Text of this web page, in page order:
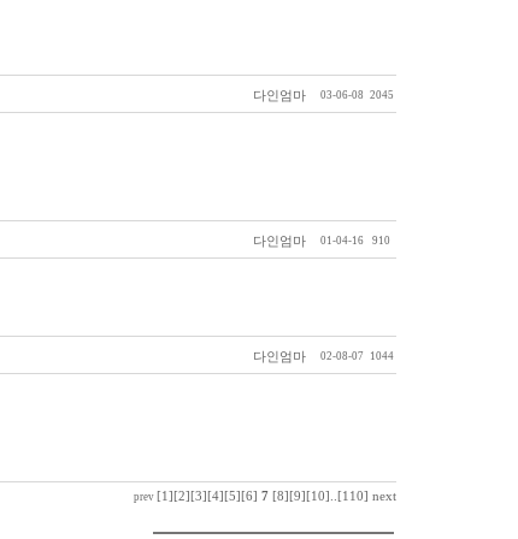
다인엄마 03-06-08 2045
다인엄마 01-04-16 910
다인엄마 02-08-07 1044
prev [1] [2] [3] [4] [5] [6] 7 [8] [9] [10] [110] next